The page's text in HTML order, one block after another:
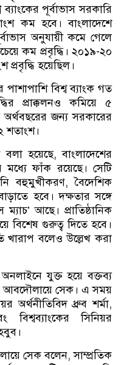
ব্যাংকের পূর্বাভাস সরকারি
কম হবে। বাংলাদেশে
অনুযায়ী কমে গেলে
কম প্রবৃদ্ধি। ২০১৯-২০
হয়েছিল।
বিশ্ব ব্যাংক গত
প্রাক্কলনও কমিয়ে ৫
জন্য সরকারের
শতাংশ।
বলা হয়েছে, বাংলাদেশের
মধ্যে ফাঁক রয়েছে। সেটি
বহুমুখীকরণ, বৈদেশিক
হবে। দক্ষতার সঙ্গে
ম্যাচ’ আছে। প্রাতিষ্ঠানিক
বিশেষ গুরুত্ব দিতে হবে।
খারাপ বলেও উল্লেখ করা
যুক্ত হয়ে বক্তব্য
আবদৌলায়ে সেক। এ সময়
অর্থনীতিবিদ ধ্রুব শর্মা,
সিনিয়র
সেক বলেন, সাম্প্রতিক